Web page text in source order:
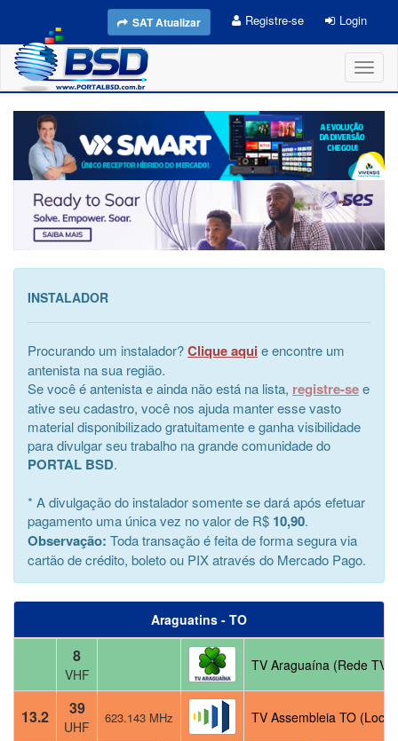
SAT Atualizar Registre-se Login
INSTALADOR
Procurando um instalador?Clique aqui e encontre um
antenista na sua região.
Se você é antenista e ainda não está na lista, registre-see
ative seu cadastro, você nos ajuda manter esse vasto
material disponibilizado gratuitamente e ganha visibilidade
para divulgar seu trabalho na grande comunidade do
PORTAL BSD.
* A divulgação do instalador somente se dará após efetuar
pagamento uma única vez no valor de R$ 10,90.
Observação: Toda transação é feita de forma segura via
cartão de crédito, boleto ou PIX através do Mercado Pago.
Araguatins - TO
8
VHF
TV Araguaína (Rede TV!
13.2 39
UHF
623.143 MHz TV Assembleia TO (Local)